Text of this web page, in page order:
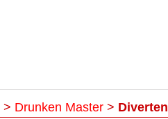
> Drunken Master >